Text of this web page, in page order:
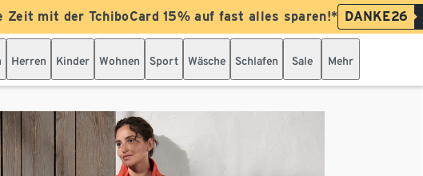
Zeit mit der TchiboCard 15% auf fast alles sparen!* DANKE26
Herren Kinder Wohnen Sport Wäsche Schlafen Sale Mehr